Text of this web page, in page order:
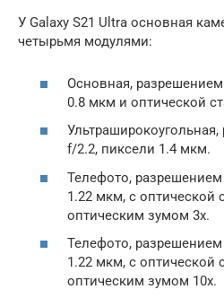
У Galaxy S21 Ultra основная
четырьмя модулями:
Основная,
0.8 мкм и оптической
f/2.2, пиксели 1.4 мкм.
Телефото,
1.22 мкм, с оптической
оптическим зумом 3х.
Телефото,
1.22 мкм, с оптической
оптическим зумом 10х.